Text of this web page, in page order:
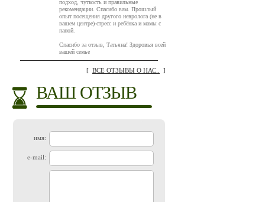
подход, чуткость и правильные
рекомендации. Спасибо вам. Прошлый
опыт посещения другого невролога (не в
вашем центре)-стресс и ребёнка и мамы с
папой.
Спасибо за отзыв, Татьяна! Здоровья всей
вашей семье
[ ВСЕ ОТЗЫВЫ О НАС.. ]
ВАШ ОТЗЫВ
имя:
e-mail: